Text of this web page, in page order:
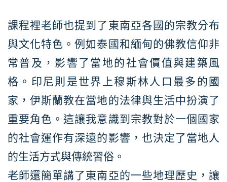
課程裡老師也提到了東南亞各國的宗教分布
與文化特色。例如泰國和緬甸的佛教信仰非
常普及，影響了當地的社會價值與建築風
格。印尼則是世界上穆斯林人口最多的國
家，伊斯蘭教在當地的法律與生活中扮演了
重要角色。這讓我意識到宗教對於一個國家
的社會運作有深遠的影響，也決定了當地人
的生活方式與傳統習俗。
老師還簡單講了東南亞的一些地理歷史，讓